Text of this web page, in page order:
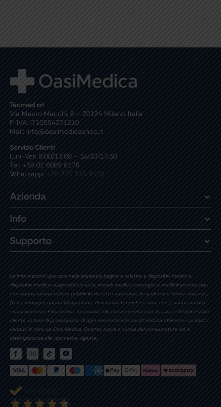
Tecmed srl
Via Mauro Macchi, 8 – 20124 Milano, Italia
P. IVA: IT10554371210
Mail: info@oasimedicashop.it
Servizio Clienti
Lun-Ven 9:00/13:00 – 14:00/17:30
Tel: +39 02 8089 8176
Whatsapp: +39 375 933 8426
Azienda
Info
Supporto
Le informazioni riportate nella presente pagina e relative a dispositivi medici e
dispositivi medico-diagnostici in vitro, presidi medico-chirurgici e medicinali veterinari
non hanno alcuna natura pubblicitaria.Tutti i contenuti, in qualunque forma realizzati,
(testi, immagini, anche fotografiche, descrizioni tecniche e non, ecc.), hanno natura
esclusivamente informativa, funzionale alla mera conoscenza da parte del potenziale
cliente, in fase di preacquisto, di ogni elemento e/o caratteristica attinente i prodotti
venduti in rete da Oasi Medica. Quanto sopra a tutela del consumatore ed in
ottemperanza alla normativa vigente.